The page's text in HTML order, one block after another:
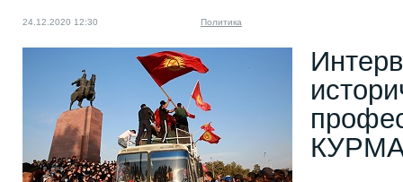
24.12.2020 12:30 Политика